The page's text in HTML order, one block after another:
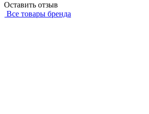
Оставить отзыв
Все товары бренда